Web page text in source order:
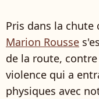
Pris dans la chute
Marion Rousse
de la route,
violence qui a
physiques avec